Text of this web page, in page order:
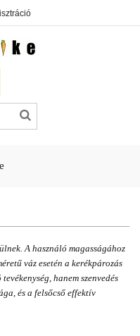
A használó magasságához
váz esetén a kerékpározás
hanem szenvedés
és a felsőcső effektív